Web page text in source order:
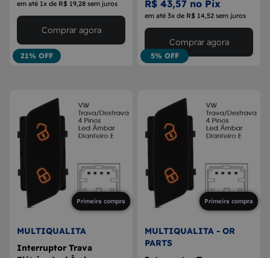
em até 1x de R$ 19,28 sem juros
21% OFF
Comprar agora
R$ 43,57 no Pix
em até 3x de R$ 14,52 sem juros
5% OFF
Comprar agora
Primeira compra
MULTIQUALITA
Interruptor Trava
Primeira compra
MULTIQUALITA - OR
PARTS